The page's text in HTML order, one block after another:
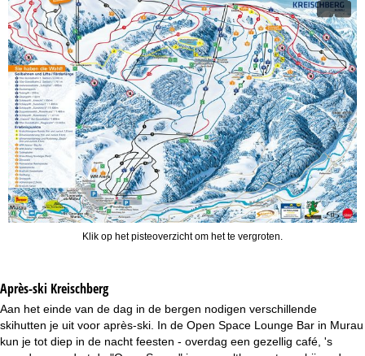
Klik op het pisteoverzicht om het te vergroten.
Après-ski Kreischberg
Aan het einde van de dag in de bergen nodigen verschillende
skihutten je uit voor après-ski. In de Open Space Lounge Bar in Murau
kun je tot diep in de nacht feesten - overdag een gezellig café, 's